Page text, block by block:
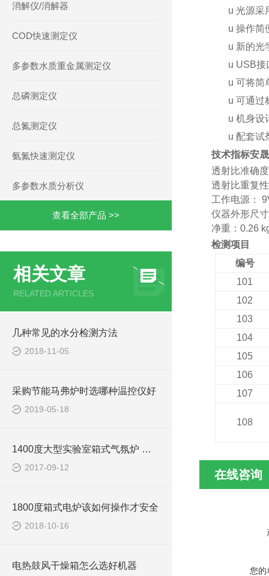
消解仪/消解器
COD快速测定仪
多参数水质重金属测定仪
总磷测定仪
总氮测定仪
氨氮快速测定仪
多参数水质分析仪
查看全部产品 >>
相关文章
RELATED ARTICLES
几种常见的水分检测方法
2018-11-05
采购节能马弗炉时选哪种温控仪好
2019-05-18
1400度大型实验室箱式气氛炉 高温烧结气氛炉
2017-09-12
1800度箱式电炉该如何操作才安全
2018-10-16
电热鼓风干燥箱怎么选好机器
u 光源采
u 操作简
u 新的光
u USB接
u 可将简
u 可通过
u 机身设
u 配套试
技术指标安
透射比准确
透射比重复
工作电源：
仪器外形尺
净重：0.26
检测项目
编号
101
102
103
104
105
106
107
108
在线咨询
您的